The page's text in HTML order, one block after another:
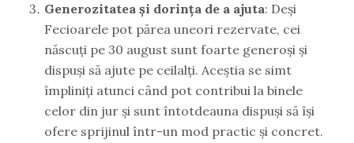
Generozitatea și dorința de a ajuta: Deși
Fecioarele pot părea uneori rezervate, cei
născuți pe 30 august sunt foarte generoși și
dispuși să ajute pe ceilalți. Aceștia se simt
împliniți atunci când pot contribui la binele
celor din jur și sunt întotdeauna dispuși să își
ofere sprijinul într-un mod practic și concret.